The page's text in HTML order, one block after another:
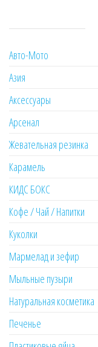
Авто-Мото
Азия
Аксессуары
Арсенал
Жевательная резинка
Карамель
КИДС БОКС
Кофе / Чай / Напитки
Куколки
Мармелад и зефир
Мыльные пузыри
Натуральная косметика
Печенье